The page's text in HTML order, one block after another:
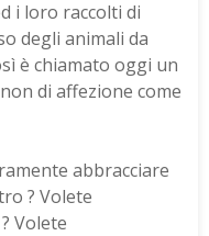
i loro raccolti di
degli animali da
è chiamato oggi un
di affezione come
abbracciare
? Volete
Volete